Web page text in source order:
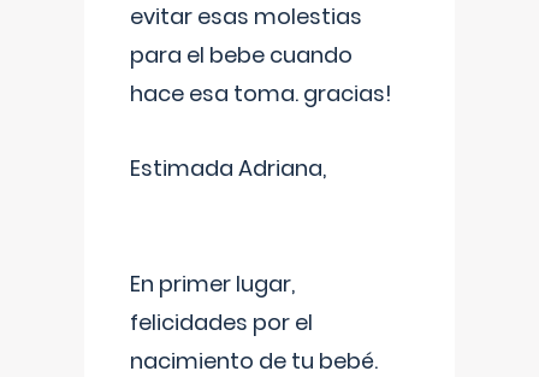
evitar esas molestias
para el bebe cuando
hace esa toma. gracias!
Estimada Adriana,
En primer lugar,
felicidades por el
nacimiento de tu bebé.